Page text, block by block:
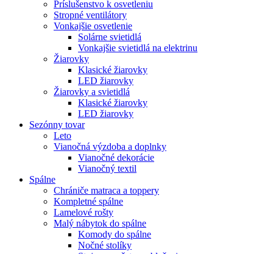
Príslušenstvo k osvetleniu
Stropné ventilátory
Vonkajšie osvetlenie
Solárne svietidlá
Vonkajšie svietidlá na elektrinu
Žiarovky
Klasické žiarovky
LED žiarovky
Žiarovky a svietidlá
Klasické žiarovky
LED žiarovky
Sezónny tovar
Leto
Vianočná výzdoba a doplnky
Vianočné dekorácie
Vianočný textil
Spálne
Chrániče matraca a toppery
Kompletné spálne
Lamelové rošty
Malý nábytok do spálne
Komody do spálne
Nočné stolíky